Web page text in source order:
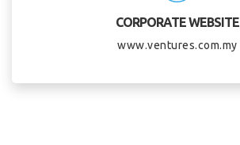
CORPORATE WEBSITE
www.ventures.com.my